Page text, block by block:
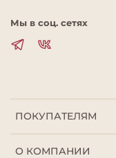
ПОКУПАТЕЛЯМ
О КОМПАНИИ
Мы в соц. сетях